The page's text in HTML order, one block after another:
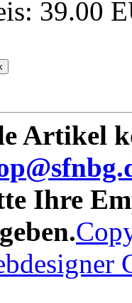
39.00
Artikel
Ihre